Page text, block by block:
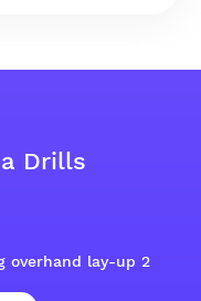
Drills
overhand lay-up 2